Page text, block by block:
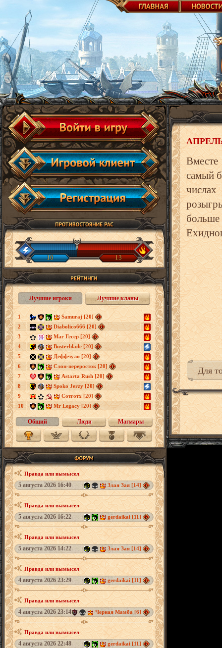
10 13
Лучшие игроки Лучшие кланы
1
Samuraj [20]
2
Diabolico666 [20]
3
Маг Гесер [20]
4
Busterblade [20]
5
Деффчуля [20]
6
Слон-переросток [20]
7
Astarta Rush [20]
8
Spoko Jerzy [20]
9
Сотготх [20]
10
Mr Legacy [20]
Общий Люди Магмары
Правда или вымысел
5 августа 2026 16:40 Злая Зая [14]
Правда или вымысел
5 августа 2026 16:22 gerdaikai [11]
Правда или вымысел
5 августа 2026 14:22 Злая Зая [14]
Правда или вымысел
4 августа 2026 23:29 gerdaikai [11]
Правда или вымысел
4 августа 2026 23:14 Черная Мамба [6]
Правда или вымысел
4 августа 2026 22:48 gerdaikai [11]
самый
Для